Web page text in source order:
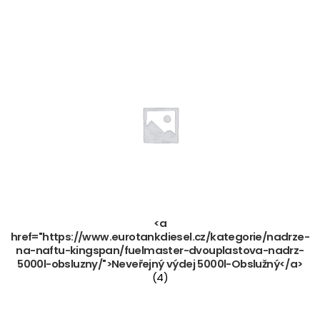
<a
href="https://www.eurotankdiesel.cz/kategorie/nadrze-
na-naftu-kingspan/fuelmaster-dvouplastova-nadrz-
5000l-obsluzny/">Neveřejný výdej 5000l-Obslužný</a>
(4)